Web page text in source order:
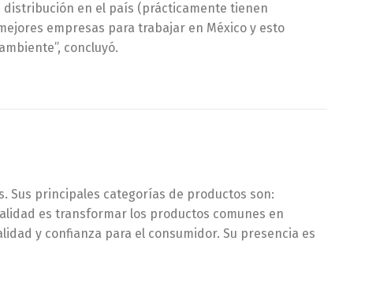
en el país (prácticamente tienen
empresas para trabajar en México y esto
concluyó.
Sus principales categorías de productos son:
es transformar los productos comunes en
y confianza para el consumidor. Su presencia es